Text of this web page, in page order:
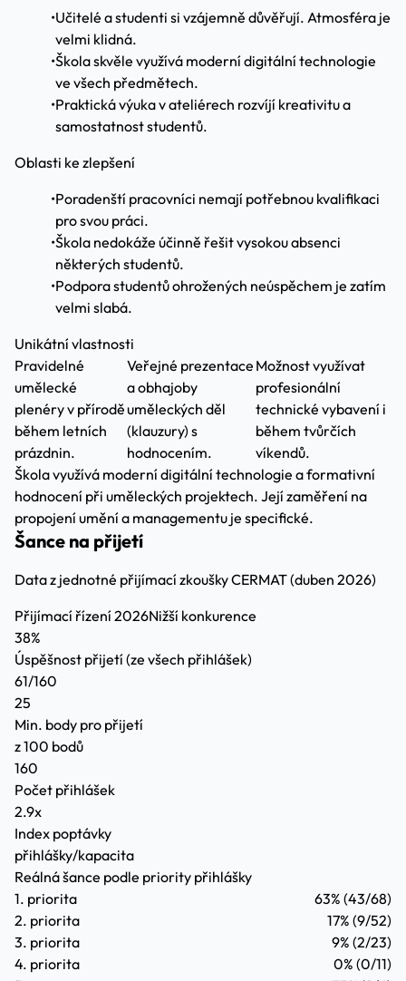
•Učitelé a studenti si vzájemně důvěřují. Atmosféra je
velmi klidná.
•Škola skvěle využívá moderní digitální technologie
ve všech předmětech.
•Praktická výuka v ateliérech rozvíjí kreativitu a
samostatnost studentů.
Oblasti ke zlepšení
•Poradenští pracovníci nemají potřebnou kvalifikaci
pro svou práci.
•Škola nedokáže účinně řešit vysokou absenci
některých studentů.
•Podpora studentů ohrožených neúspěchem je zatím
velmi slabá.
Unikátní vlastnosti
Pravidelné
umělecké
plenéry v přírodě
během letních
prázdnin.
Veřejné prezentace
a obhajoby
uměleckých děl
(klauzury) s
hodnocením.
Možnost využívat
profesionální
technické vybavení i
během tvůrčích
víkendů.
Škola využívá moderní digitální technologie a formativní
hodnocení při uměleckých projektech. Její zaměření na
propojení umění a managementu je specifické.
Šance na přijetí
Data z jednotné přijímací zkoušky CERMAT (duben 2026)
Přijímací řízení 2026Nižší konkurence
38%
Úspěšnost přijetí(ze všech přihlášek)
61/160
25
Min. body pro přijetí
z 100 bodů
160
Počet přihlášek
2.9x
Index poptávky
přihlášky/kapacita
Reálná šance podle priority přihlášky
1. priorita
63% (43/68)
2. priorita
17% (9/52)
3. priorita
9% (2/23)
4. priorita
0% (0/11)